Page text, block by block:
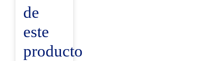
de
este
producto